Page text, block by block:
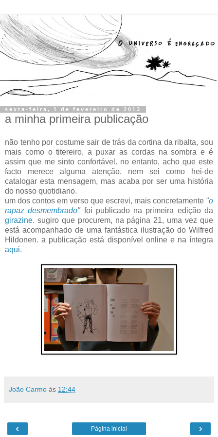
sexta-feira, 1 de fevereiro de 2013
a minha primeira publicação
não tenho por costume sair de trás da cortina da ribalta, sou
mais como o titereiro, a puxar as cordas na sombra e é
assim que me sinto confortável. no entanto, acho que este
facto merece alguma atenção. nem sei como hei-de
catalogar esta mensagem, mas acaba por ser uma história
do nosso quotidiano.
um dos contos em verso que escrevi, mais concretamente "o
rapaz desmembrado" foi publicado na primeira edição da
girazine. sugiro que procurem, na página 21, uma vez que
está acompanhado de uma fantástica ilustração do Wilfred
Hildonen. a publicação está disponível online e na íntegra
aqui.
João Carmo às 12:44
‹ ›
Página inicial